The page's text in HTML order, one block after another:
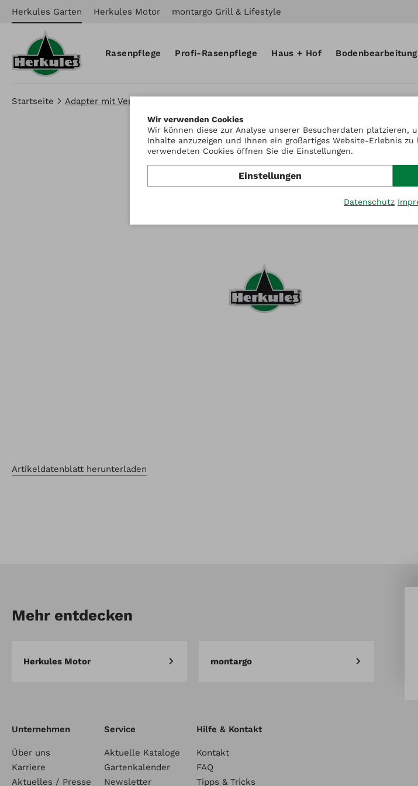
Herkules Garten Herkules Motor montargo Grill & Lifestyle
Rasenpflege Profi-Rasenpflege Haus + Hof Bodenbearbeitung
Startseite Adapter mit Verlängerung 8cm
Artikeldatenblatt herunterladen
Mehr entdecken
Herkules Motor montargo
Unternehmen
Über uns
Karriere
Aktuelles / Presse
Service
Aktuelle Kataloge
Gartenkalender
Newsletter
Hilfe & Kontakt
Kontakt
FAQ
Tipps & Tricks
Wir verwenden Cookies
Wir können diese zur Analyse unserer Besucherdaten platzieren,
Inhalte anzuzeigen und Ihnen ein großartiges Website-Erlebnis
verwendeten Cookies öffnen Sie die Einstellungen.
Einstellungen
Datenschutz